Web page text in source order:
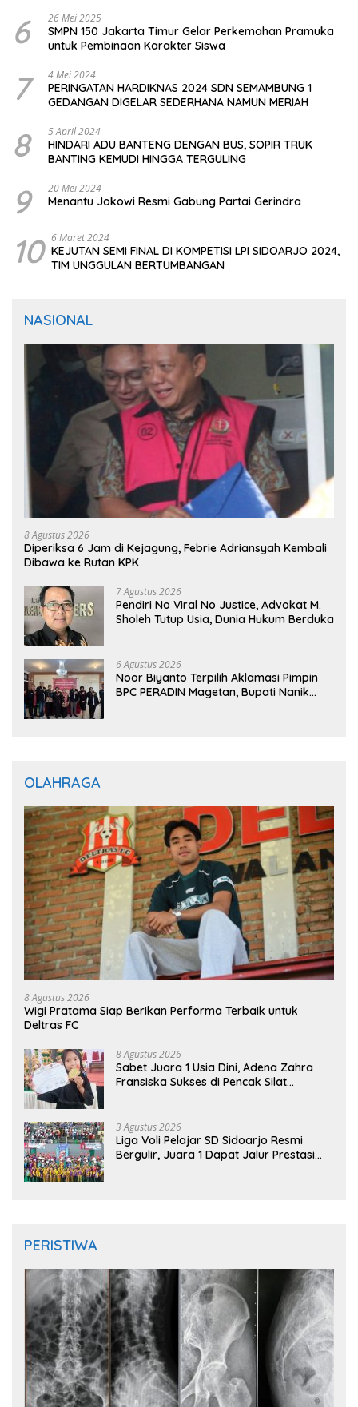
6 26 Mei 2025
SMPN 150 Jakarta Timur Gelar Perkemahan Pramuka
untuk Pembinaan Karakter Siswa
7 4 Mei 2024
PERINGATAN HARDIKNAS 2024 SDN SEMAMBUNG 1
GEDANGAN DIGELAR SEDERHANA NAMUN MERIAH
8 5 April 2024
HINDARI ADU BANTENG DENGAN BUS, SOPIR TRUK
BANTING KEMUDI HINGGA TERGULING
9 20 Mei 2024
Menantu Jokowi Resmi Gabung Partai Gerindra
10 6 Maret 2024
KEJUTAN SEMI FINAL DI KOMPETISI LPI SIDOARJO 2024,
TIM UNGGULAN BERTUMBANGAN
NASIONAL
8 Agustus 2026
Diperiksa 6 Jam di Kejagung, Febrie Adriansyah Kembali
Dibawa ke Rutan KPK
7 Agustus 2026
Pendiri No Viral No Justice, Advokat M.
Sholeh Tutup Usia, Dunia Hukum Berduka
6 Agustus 2026
Noor Biyanto Terpilih Aklamasi Pimpin
BPC PERADIN Magetan, Bupati Nanik
OLAHRAGA
8 Agustus 2026
Wigi Pratama Siap Berikan Performa Terbaik untuk
Deltras FC
8 Agustus 2026
Sabet Juara 1 Usia Dini, Adena Zahra
Fransiska Sukses di Pencak Silat
3 Agustus 2026
Liga Voli Pelajar SD Sidoarjo Resmi
Bergulir, Juara 1 Dapat Jalur Prestasi
PERISTIWA